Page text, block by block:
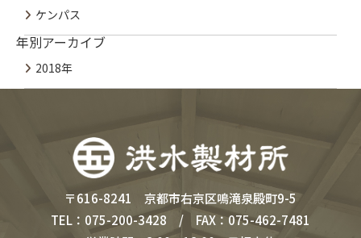
ケンパス
年別アーカイブ
2018年
〒616-8241 京都市右京区鳴滝泉殿町9-5
TEL：075-200-3428 / FAX：075-462-7481